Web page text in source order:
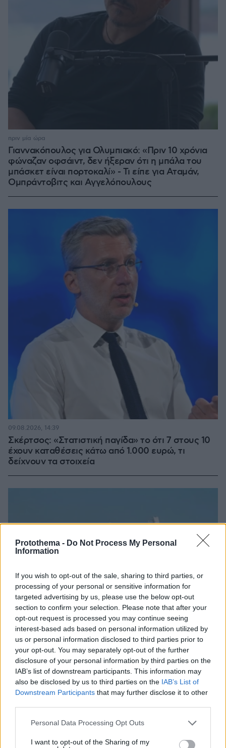
Protothema - Do Not Process My Personal
Information
If you wish to opt-out of the sale, sharing to third parties, or
processing of your personal or sensitive information for
targeted advertising by us, please use the below opt-out
section to confirm your selection. Please note that after your
opt-out request is processed you may continue seeing
interest-based ads based on personal information utilized by
us or personal information disclosed to third parties prior to
your opt-out. You may separately opt-out of the further
disclosure of your personal information by third parties on the
IAB’s list of downstream participants. This information may
also be disclosed by us to third parties on the IAB’s List of
Downstream Participants that may further disclose it to other
Please note that this website/app uses one or more Google
not limited to your visit or usage behaviour. You may click to
Personal Data Processing Opt Outs
I want to opt-out of the Sharing of my
Γιαννακόπουλος για Ολυμπιακό: «Πριν 10 χρόνια
φώναζαν οφσάιντ, δεν ήξεραν ότι η μπάλα του
μπάσκετ είναι πορτοκαλί» - Τι είπε για Αταμάν,
Ομπράντοβιτς και Αγγελόπουλους
πριν μία ώρα
Σκέρτσος: «Στατιστική παγίδα» το ότι 7 στους 10
έχουν καταθέσεις κάτω από 1.000 ευρώ, τι
δείχνουν τα στοιχεία
09.08.2026, 14:39
Η Γαλλία μπήκε στο καλώδιο, η Τουρκία... στην
πρίζα: Σπασμωδικές κινήσεις της Άγκυρας με
παραβιάσεις και αδιαλλαξία στο Κυπριακό
09.08.2026, 17:36